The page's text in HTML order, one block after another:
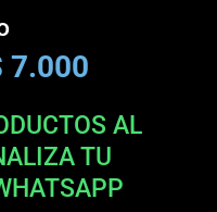
7.000
price
is:
AL
TU